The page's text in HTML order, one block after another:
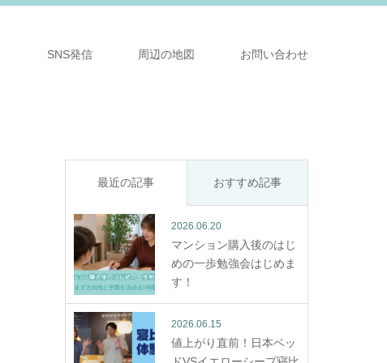
SNS発信 周辺の地図 お問い合わせ
最近の記事 おすすめ記事
2026.06.20
マンション購入後のはじ
めの一歩勉強会はじめま
す！
2026.06.15
値上がり直前！日本ベッ